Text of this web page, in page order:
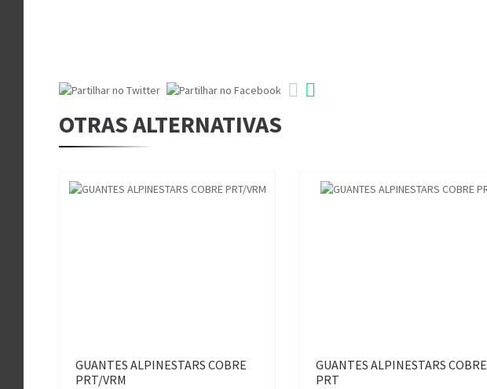
OTRAS ALTERNATIVAS
GUANTES ALPINESTARS COBRE
PRT/VRM
GUANTES ALPINESTARS COBRE
PRT